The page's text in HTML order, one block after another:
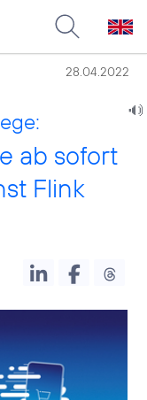
28.04.2022
ab sofort
Flink